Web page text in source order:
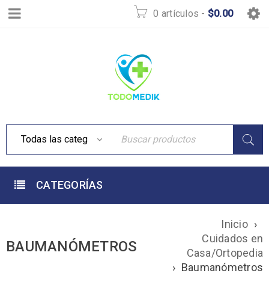
0 artículos - $0.00
CATEGORÍAS
BAUMANÓMETROS
Inicio ›
Cuidados en
Casa/Ortopedia
› Baumanómetros